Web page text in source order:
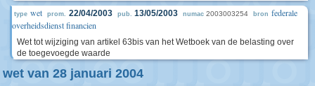
type wet prom. 22/04/2003 pub. 13/05/2003 numac 2003003254 bron federale
overheidsdienst financien
Wet tot wijziging van artikel 63bis van het Wetboek van de belasting over
de toegevoegde waarde
wet van 28 januari 2004